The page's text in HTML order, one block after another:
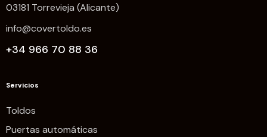
03181 Torrevieja (Alicante)
info@covertoldo.es
+34 966 70 88 36
Servicios
Toldos
Puertas automáticas